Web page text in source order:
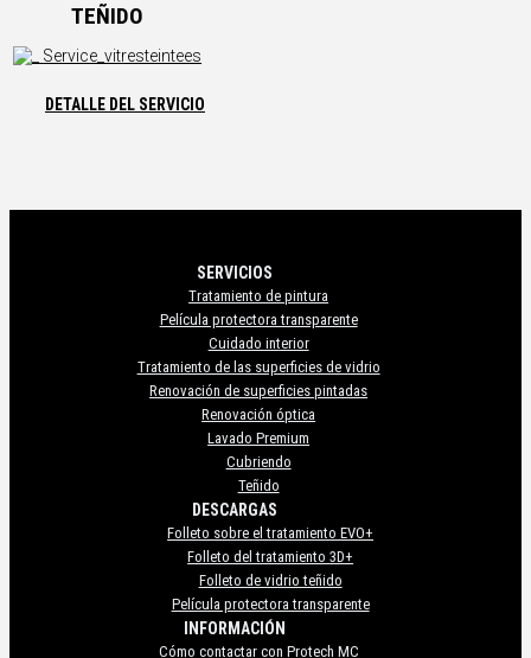
TEÑIDO
DETALLE DEL SERVICIO
SERVICIOS
Tratamiento de pintura
Película protectora transparente
Cuidado interior
Tratamiento de las superficies de vidrio
Renovación de superficies pintadas
Renovación óptica
Lavado Premium
Cubriendo
Teñido
DESCARGAS
Folleto sobre el tratamiento EVO+
Folleto del tratamiento 3D+
Folleto de vidrio teñido
Película protectora transparente
INFORMACIÓN
Cómo contactar con Protech MC